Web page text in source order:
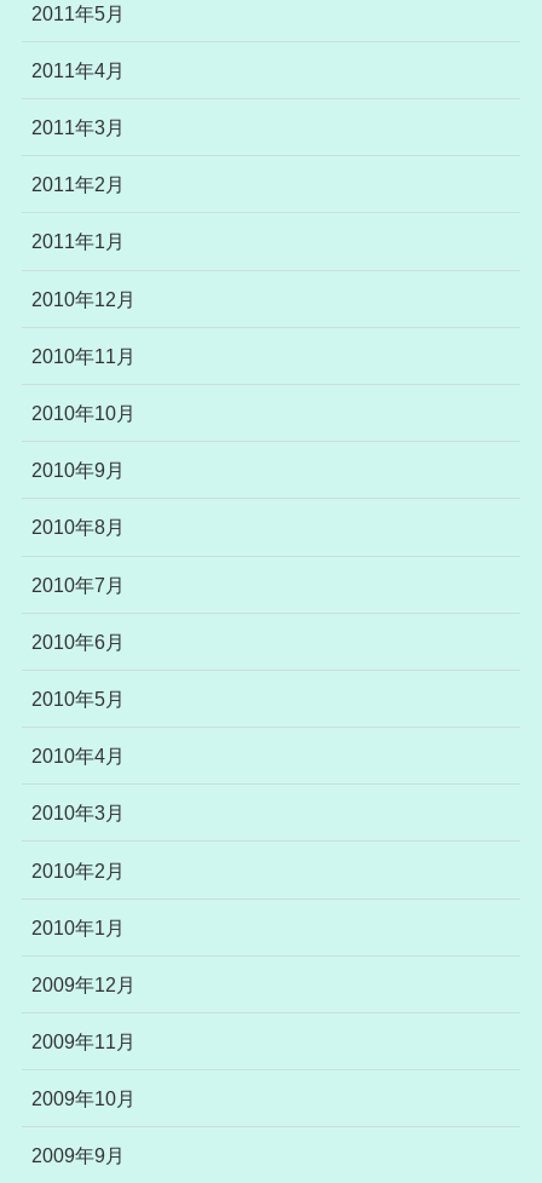
2011年5月
2011年4月
2011年3月
2011年2月
2011年1月
2010年12月
2010年11月
2010年10月
2010年9月
2010年8月
2010年7月
2010年6月
2010年5月
2010年4月
2010年3月
2010年2月
2010年1月
2009年12月
2009年11月
2009年10月
2009年9月